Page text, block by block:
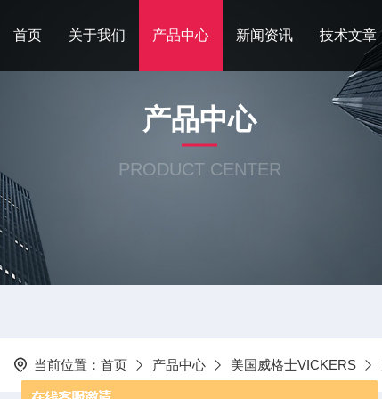
首页 关于我们 产品中心 新闻资讯 技术文章
产品中心
PRODUCT CENTER
当前位置： 首页 产品中心 美国威格士VICKERS